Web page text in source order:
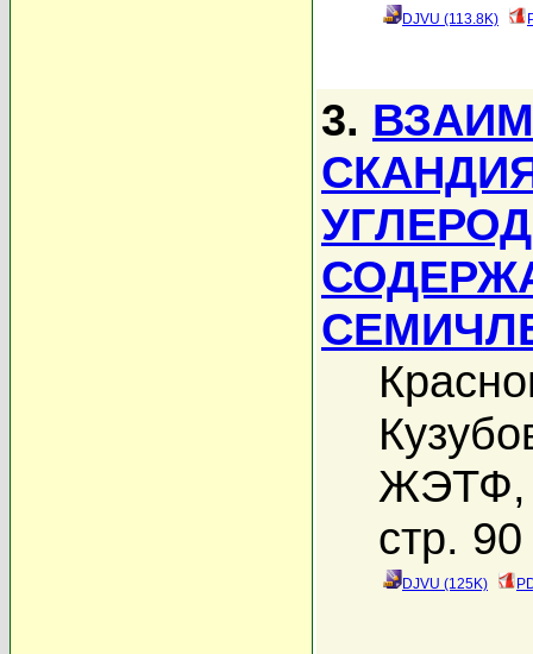
DJVU (113.8K)
3.
ЖЭТФ,
стр. 90
DJVU (125K)